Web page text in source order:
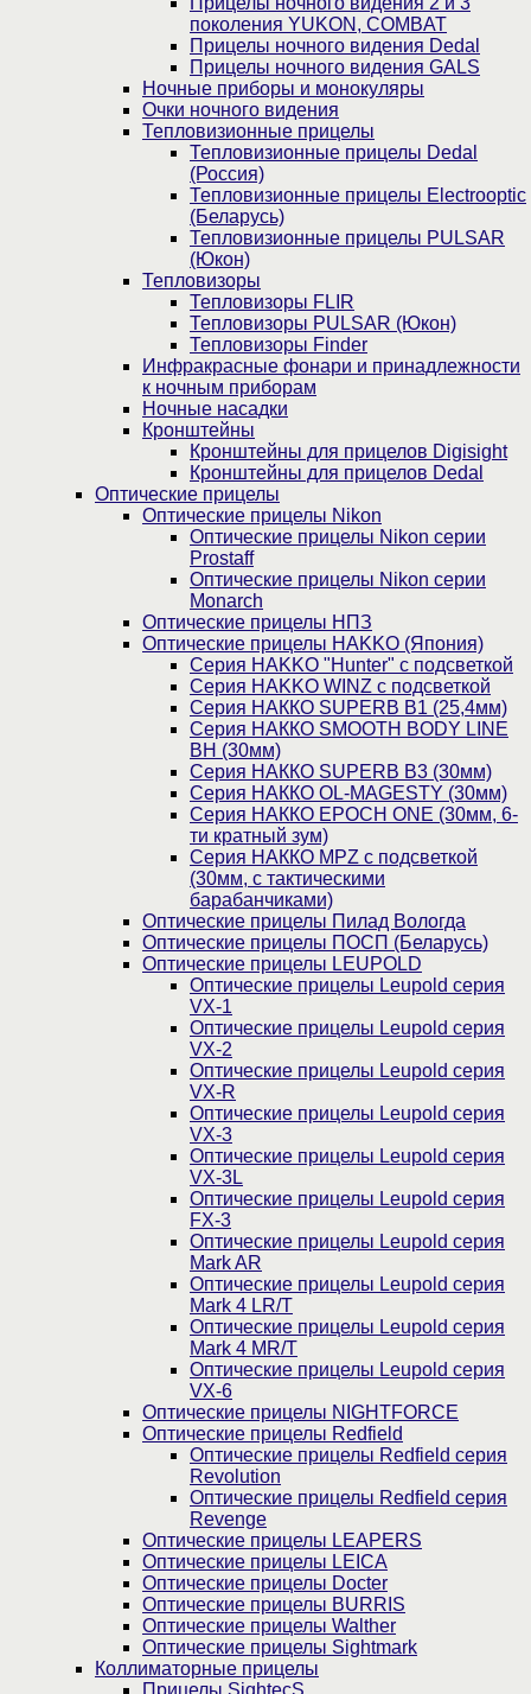
поколения YUKON, COMBAT
Прицелы ночного видения Dedal
Прицелы ночного видения GALS
Ночные приборы и монокуляры
Очки ночного видения
Тепловизионные прицелы
Тепловизионные прицелы Dedal
(Россия)
Тепловизионные прицелы Electrooptic
(Беларусь)
Тепловизионные прицелы PULSAR
(Юкон)
Тепловизоры
Тепловизоры FLIR
Тепловизоры PULSAR (Юкон)
Тепловизоры Finder
Инфракрасные фонари и принадлежности
к ночным приборам
Ночные насадки
Кронштейны
Кронштейны для прицелов Digisight
Кронштейны для прицелов Dedal
Оптические прицелы
Оптические прицелы Nikon
Оптические прицелы Nikon серии
Prostaff
Оптические прицелы Nikon серии
Monarch
Оптические прицелы НПЗ
Оптические прицелы HAKKO (Япония)
Cерия HAKKO "Hunter" с подсветкой
Серия НAKKO WINZ с подсветкой
Серия НАККО SUPERB B1 (25,4мм)
Серия НАККО SMOOTH BODY LINE
BH (30мм)
Серия НАККО SUPERB B3 (30мм)
Серия НАККО OL-MAGESTY (30мм)
Серия НАККО EPOCH ONE (30мм, 6-
ти кратный зум)
Серия НАККО MPZ с подсветкой
(30мм, c тактическими
барабанчиками)
Оптические прицелы Пилад Вологда
Оптические прицелы ПОСП (Беларусь)
Оптические прицелы LEUPOLD
Оптические прицелы Leupold серия
VX-1
Оптические прицелы Leupold серия
VX-2
Оптические прицелы Leupold серия
VX-R
Оптические прицелы Leupold серия
VX-3
Оптические прицелы Leupold серия
VX-3L
Оптические прицелы Leupold серия
FX-3
Оптические прицелы Leupold серия
Mark AR
Оптические прицелы Leupold серия
Mark 4 LR/T
Оптические прицелы Leupold серия
Mark 4 MR/T
Оптические прицелы Leupold серия
VX-6
Оптические прицелы NIGHTFORCE
Оптические прицелы Redfield
Оптические прицелы Redfield серия
Revolution
Оптические прицелы Redfield серия
Revenge
Оптические прицелы LEAPERS
Оптические прицелы LEICA
Оптические прицелы Docter
Оптические прицелы BURRIS
Оптические прицелы Walther
Оптические прицелы Sightmark
Коллиматорные прицелы